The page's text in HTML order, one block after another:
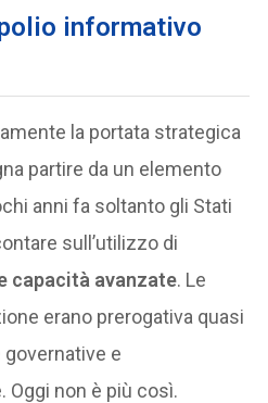
informativo
la portata strategica
partire da un elemento
anni fa soltanto gli Stati
sull’utilizzo di
capacità avanzate. Le
erano prerogativa quasi
e
Oggi non è più così.